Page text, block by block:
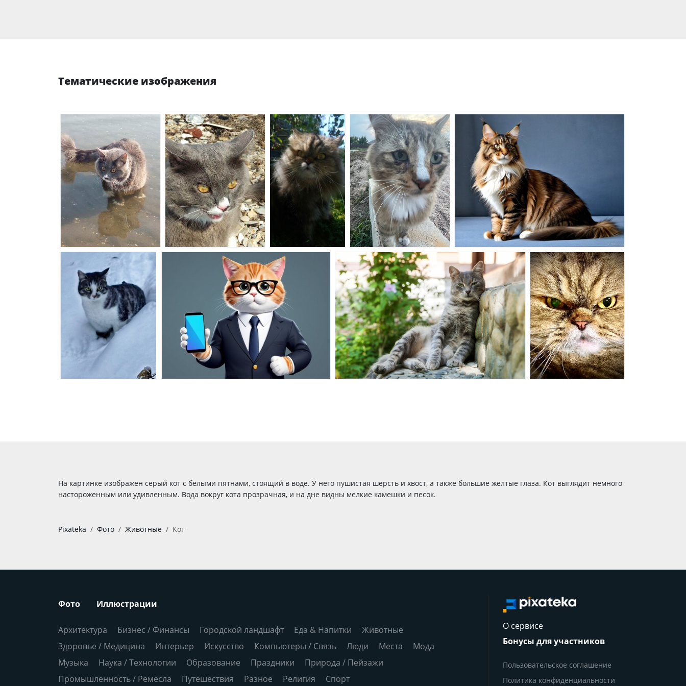
Тематические изображения
На картинке изображен серый кот с белыми пятнами, стоящий в воде. У него пушистая шерсть и хвост, а также большие желтые глаза. Кот выглядит немного
настороженным или удивленным. Вода вокруг кота прозрачная, и на дне видны мелкие камешки и песок.
Pixateka Фото Животные Кот
Фото Иллюстрации
Архитектура Бизнес / Финансы Городской ландшафт Еда & Напитки
Животные
Здоровье / Медицина
Интерьер Искусство Компьютеры / Связь Люди Места
Мода
Музыка
Наука / Технологии Образование Праздники
Природа / Пейзажи
Промышленность / Ремесла
Путешествия Разное Религия Спорт
О сервисе
Бонусы для участников
Пользовательское соглашение
Политика конфиденциальности